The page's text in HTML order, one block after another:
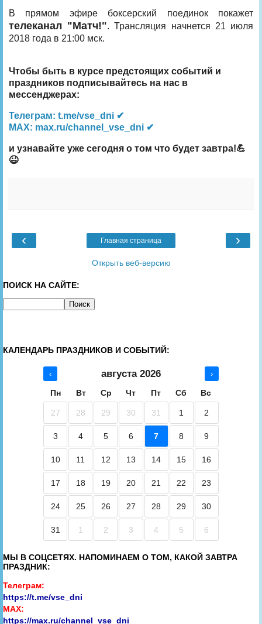
В прямом эфире боксерский поединок покажет
телеканал "Матч!". Трансляция начнется 21 июля
2018 года в 21:00 мск.
Чтобы быть в курсе предстоящих событий и
праздников подписывайтесь на нас в
мессенджерах:
Телеграм: t.me/vse_dni ✔
MAX: max.ru/channel_vse_dni ✔
и узнавайте уже сегодня о том что будет завтра!💪
😉
‹ ›
Главная страница
Открыть веб-версию
ПОИСК НА САЙТЕ:
КАЛЕНДАРЬ ПРАЗДНИКОВ И СОБЫТИЙ:
‹ августа 2026 ›
Пн Вт Ср Чт Пт Сб Вс
27 28 29 30 31 1 2
3 4 5 6 7 8 9
10 11 12 13 14 15 16
17 18 19 20 21 22 23
24 25 26 27 28 29 30
31 1 2 3 4 5 6
МЫ В СОЦСЕТЯХ. НАПОМИНАЕМ О ТОМ, КАКОЙ ЗАВТРА
ПРАЗДНИК:
Телеграм:
https://t.me/vse_dni
MAX:
https://max.ru/channel_vse_dni